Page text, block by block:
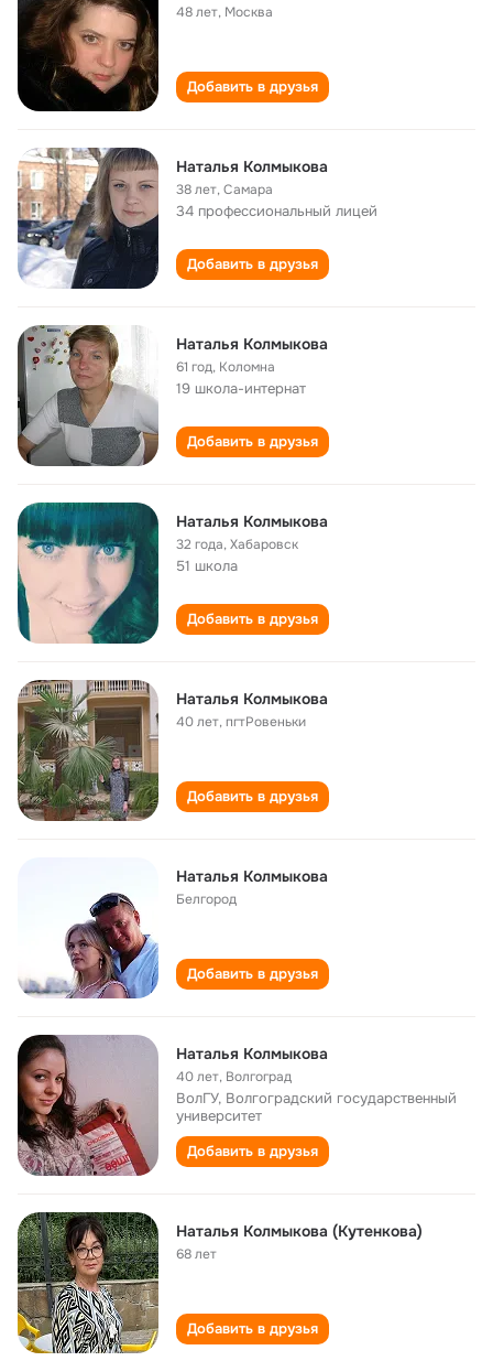
48 лет, Москва
Добавить в друзья
Наталья Колмыкова
38 лет,Самара
34 профессиональный лицей
Добавить в друзья
Наталья Колмыкова
61 год, Коломна
19 школа-интернат
Добавить в друзья
Наталья Колмыкова
32 года,Хабаровск
51 школа
Добавить в друзья
Наталья Колмыкова
40 лет,пгтРовеньки
Добавить в друзья
Наталья Колмыкова
Белгород
Добавить в друзья
Наталья Kолмыкова
40 лет, Волгоград
ВолГУ, Волгоградский государственный
университет
Добавить в друзья
Наталья Колмыкова (Кутенкова)
68 лет
Добавить в друзья